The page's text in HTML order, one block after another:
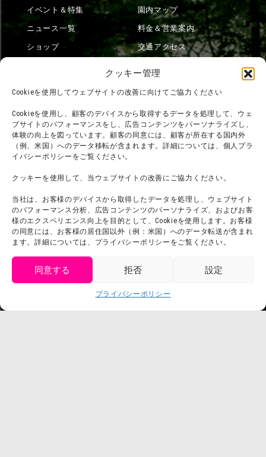
クッキー管理
Cookieを使用してウェブサイトの改善に向けてご協力ください
Cookieを使用し、顧客のデバイスから取得するデータを処理して、ウェ
ブサイトのパフォーマンスをし、広告コンテンツをパーソナライズし、
体験の向上を図っています。顧客の同意には、顧客が所在する国内外
（例、米国）へのデータ移転が含まれます。詳細については、個人プラ
イバシーポリシーをご覧ください。
クッキーを使用して、当ウェブサイトの改善にご協力ください。
当社は、お客様のデバイスから取得したデータを処理し、ウェブサイト
のパフォーマンス分析、広告コンテンツのパーソナライズ、およびお客
様のエクスペリエンス向上を目的として、Cookieを使用します。お客様
の同意には、お客様の居住国以外（例：米国）へのデータ転送が含まれ
ます。詳細については、プライバシーポリシーをご覧ください。
同意する 拒否 設定
プライバシーポリシー
イベント＆特集
ニュース一覧
ショップ
園内マップ
料金＆営業案内
交通アクセス
団体利用について
お問い合わせ
利用規約
プライバシーポリシー
プレスリリース
メディア掲載実績
会社概要
スタッフ募集